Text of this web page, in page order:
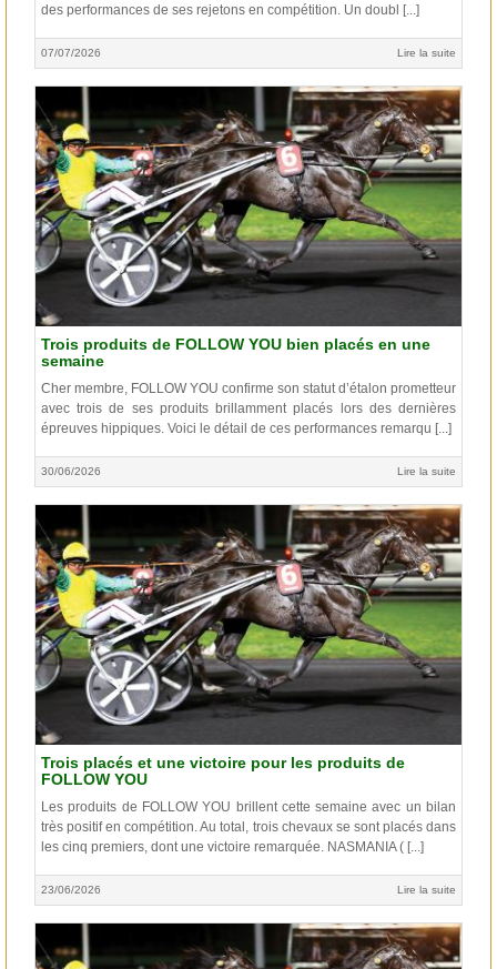
des performances de ses rejetons en compétition. Un doubl [...]
07/07/2026 Lire la suite
Trois produits de FOLLOW YOU bien placés en une
semaine
Cher membre, FOLLOW YOU confirme son statut d’étalon prometteur
avec trois de ses produits brillamment placés lors des dernières
épreuves hippiques. Voici le détail de ces performances remarqu [...]
30/06/2026 Lire la suite
Trois placés et une victoire pour les produits de
FOLLOW YOU
Les produits de FOLLOW YOU brillent cette semaine avec un bilan
très positif en compétition. Au total, trois chevaux se sont placés dans
les cinq premiers, dont une victoire remarquée. NASMANIA ( [...]
23/06/2026 Lire la suite